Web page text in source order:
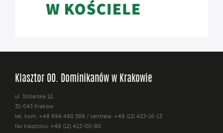
Klasztor OO. Dominikanów w Krakowie
ul. Stolarska 12,
31-043 Kraków
tel. kom. +48 694 480 588 / centrala: +48 (12) 423-16-13
fax klasztoru: +48 (12) 423-00-80